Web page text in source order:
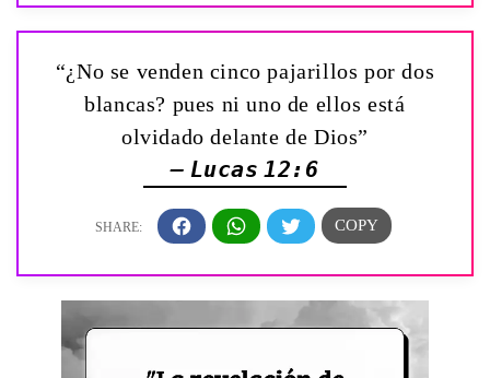
“¿No se venden cinco pajarillos por dos
blancas? pues ni uno de ellos está
olvidado delante de Dios”
— Lucas 12:6